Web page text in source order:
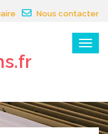
Nous contacter
Menu
×